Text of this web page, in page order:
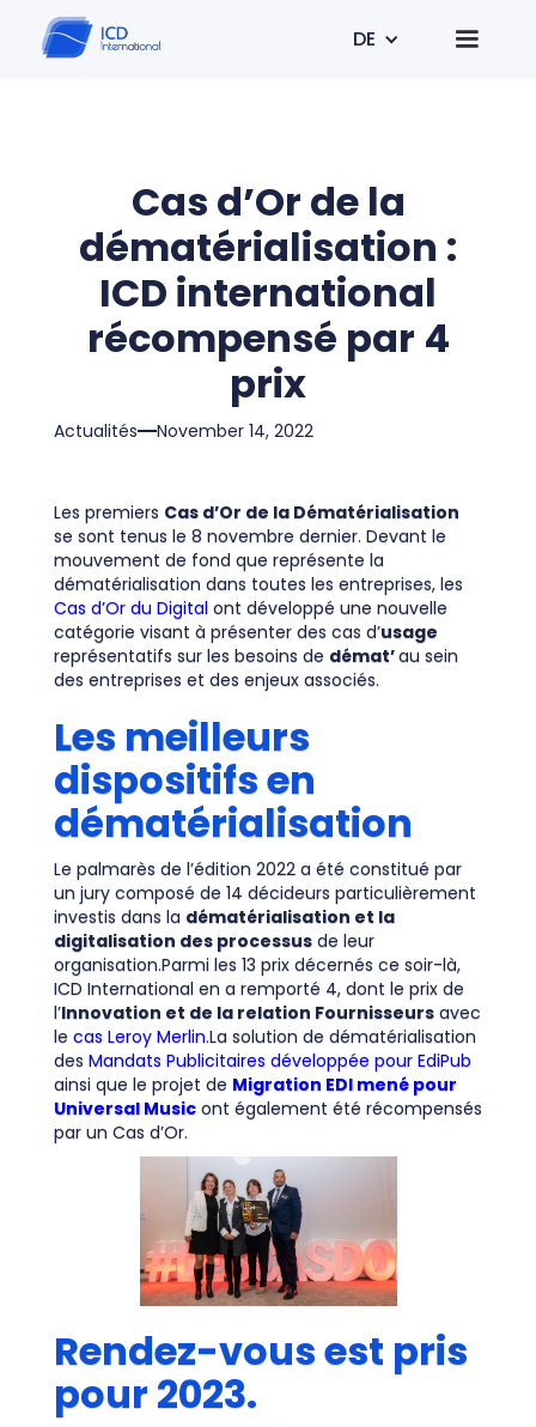
DE
Cas d’Or de la
dématérialisation :
ICD international
récompensé par 4
prix
Actualités November 14, 2022
Les premiers Cas d’Or de la Dématérialisation
se sont tenus le 8 novembre dernier. Devant le
mouvement de fond que représente la
dématérialisation dans toutes les entreprises, les
Cas d’Or du Digital ont développé une nouvelle
catégorie visant à présenter des cas d’usage
représentatifs sur les besoins de démat’au sein
des entreprises et des enjeux associés.
Les meilleurs
dispositifs en
dématérialisation
Le palmarès de l’édition 2022 a été constitué par
un jury composé de 14 décideurs particulièrement
investis dans la dématérialisation et la
digitalisation des processusde leur
organisation.Parmi les 13 prix décernés ce soir-là,
ICD International en a remporté 4, dont le prix de
l’Innovation et de la relation Fournisseursavec
le cas Leroy Merlin.La solution de dématérialisation
des Mandats Publicitaires développée pour EdiPub
ainsi que le projet de Migration EDI mené pour
Universal Music ont également été récompensés
par un Cas d’Or.
Rendez-vous est pris
pour 2023.